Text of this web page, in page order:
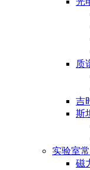
质
吉
斯
实验室
磁